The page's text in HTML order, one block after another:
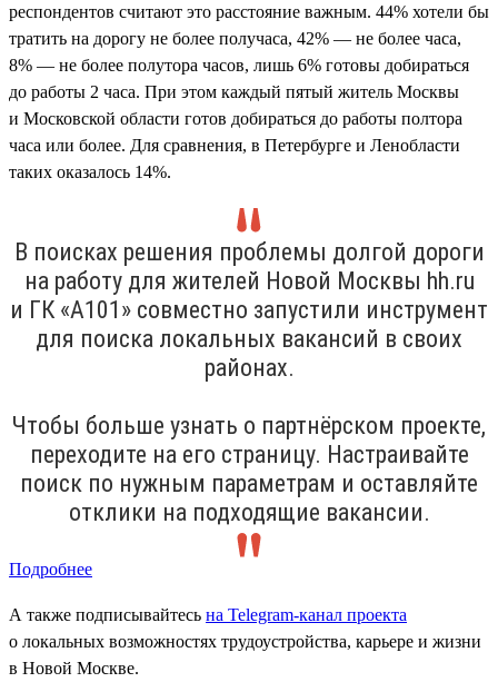
респондентов считают это расстояние важным. 44% хотели бы
тратить на дорогу не более получаса, 42% — не более часа,
8% — не более полутора часов, лишь 6% готовы добираться
до работы 2 часа. При этом каждый пятый житель Москвы
и Московской области готов добираться до работы полтора
часа или более. Для сравнения, в Петербурге и Ленобласти
таких оказалось 14%.
В поисках решения проблемы долгой дороги
на работу для жителей Новой Москвы hh.ru
и ГК «А101» совместно запустили инструмент
для поиска локальных вакансий в своих
районах.
Чтобы больше узнать о партнёрском проекте,
переходите на его страницу. Настраивайте
поиск по нужным параметрам и оставляйте
отклики на подходящие вакансии.
Подробнее
А также подписывайтесь на Telegram-канал проекта
о локальных возможностях трудоустройства, карьере и жизни
в Новой Москве.